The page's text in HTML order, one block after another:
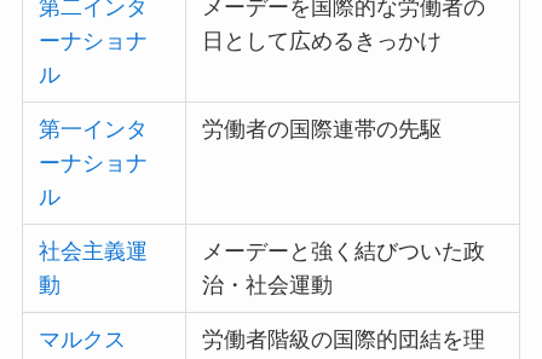
第二インタ
ーナショナ
ル
メーデーを国際的な労働者の
日として広めるきっかけ
第一インタ
ーナショナ
ル
労働者の国際連帯の先駆
社会主義運
動
メーデーと強く結びついた政
治・社会運動
マルクス
労働者階級の国際的団結を理